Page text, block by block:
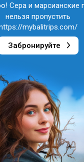
Сера и марсианские
нельзя пропустить
mybalitrips.com/
Забронируйте